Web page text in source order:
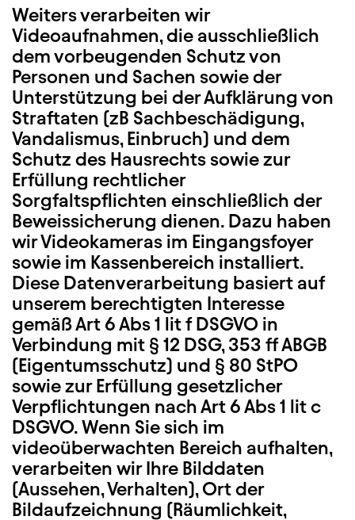
Weiters verarbeiten wir
Videoaufnahmen, die ausschließlich
dem vorbeugenden Schutz von
Personen und Sachen sowie der
Unterstützung bei der Aufklärung von
Straftaten (zB Sachbeschädigung,
Vandalismus, Einbruch) und dem
Schutz des Hausrechts sowie zur
Erfüllung rechtlicher
Sorgfaltspflichten einschließlich der
Beweissicherung dienen. Dazu haben
wir Videokameras im Eingangsfoyer
sowie im Kassenbereich installiert.
Diese Datenverarbeitung basiert auf
unserem berechtigten Interesse
gemäß Art 6 Abs 1 lit f DSGVO in
Verbindung mit § 12 DSG, 353 ff ABGB
(Eigentumsschutz) und § 80 StPO
sowie zur Erfüllung gesetzlicher
Verpflichtungen nach Art 6 Abs 1 lit c
DSGVO. Wenn Sie sich im
videoüberwachten Bereich aufhalten,
verarbeiten wir Ihre Bilddaten
(Aussehen, Verhalten), Ort der
Bildaufzeichnung (Räumlichkeit,